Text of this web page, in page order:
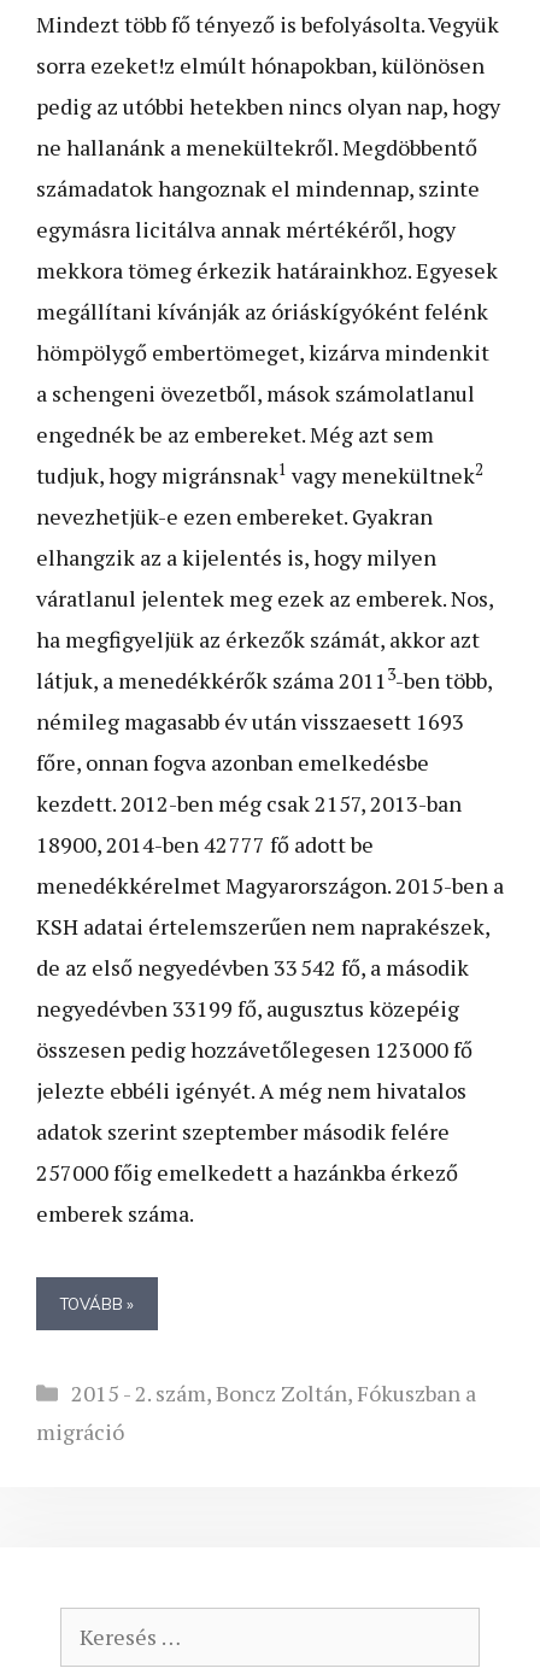
Mindezt több fő tényező is befolyásolta. Vegyük
sorra ezeket!z elmúlt hónapokban, különösen
pedig az utóbbi hetekben nincs olyan nap, hogy
ne hallanánk a menekültekről. Megdöbbentő
számadatok hangoznak el mindennap, szinte
egymásra licitálva annak mértékéről, hogy
mekkora tömeg érkezik határainkhoz. Egyesek
megállítani kívánják az óriáskígyóként felénk
hömpölygő embertömeget, kizárva mindenkit
a schengeni övezetből, mások számolatlanul
engednék be az embereket. Még azt sem
tudjuk, hogy migránsnak1 vagy menekültnek2
nevezhetjük-e ezen embereket. Gyakran
elhangzik az a kijelentés is, hogy milyen
váratlanul jelentek meg ezek az emberek. Nos,
ha megfigyeljük az érkezők számát, akkor azt
látjuk, a menedékkérők száma 20113-ben több,
némileg magasabb év után visszaesett 1693
főre, onnan fogva azonban emelkedésbe
kezdett. 2012-ben még csak 2157, 2013-ban
18900, 2014-ben 42 777 fő adott be
menedékkérelmet Magyarországon. 2015-ben a
KSH adatai értelemszerűen nem naprakészek,
de az első negyedévben 33 542 fő, a második
negyedévben 33199 fő, augusztus közepéig
összesen pedig hozzávetőlegesen 123 000 fő
jelezte ebbéli igényét. A még nem hivatalos
adatok szerint szeptember második felére
257000 főig emelkedett a hazánkba érkező
emberek száma.
TOVÁBB »
Kategória
2015 - 2. szám,Boncz Zoltán, Fókuszban a
migráció
Keresés: